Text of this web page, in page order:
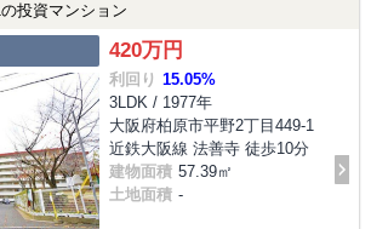
投資マンション
420万円
利回り 15.05%
3LDK / 1977年
大阪府柏原市平野2丁目449-1
近鉄大阪線 法善寺 徒歩10分
建物面積 57.39㎡
土地面積 -